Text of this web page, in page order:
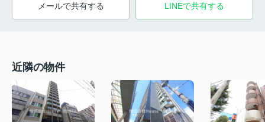
メールで共有する LINEで共有する
近隣の物件